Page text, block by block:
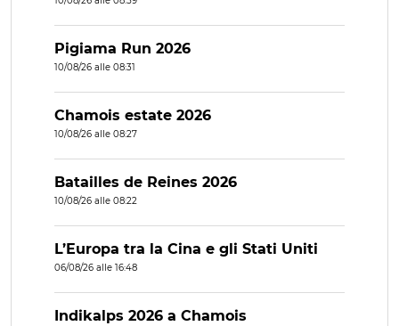
Pigiama Run 2026
10/08/26 alle 08:31
Chamois estate 2026
10/08/26 alle 08:27
Batailles de Reines 2026
10/08/26 alle 08:22
L’Europa tra la Cina e gli Stati Uniti
06/08/26 alle 16:48
Indikalps 2026 a Chamois